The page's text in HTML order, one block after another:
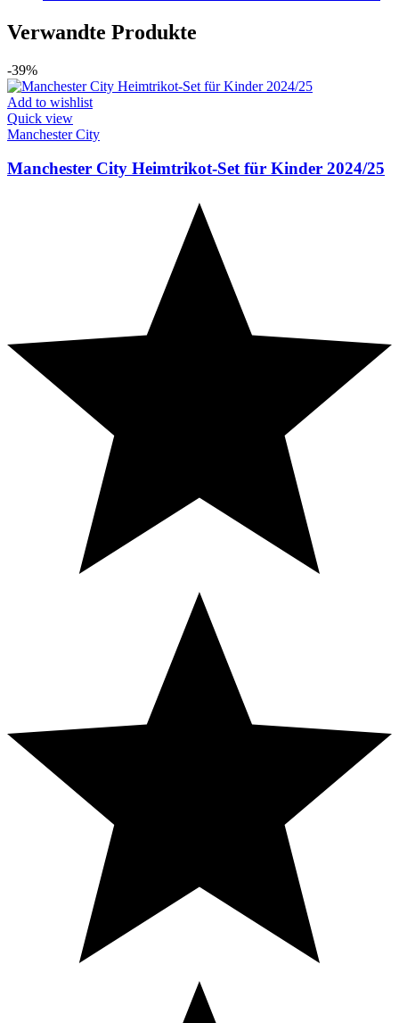
Verwandte Produkte
-39%
Add to wishlist
Quick view
Manchester City
Manchester City Heimtrikot-Set für Kinder 2024/25